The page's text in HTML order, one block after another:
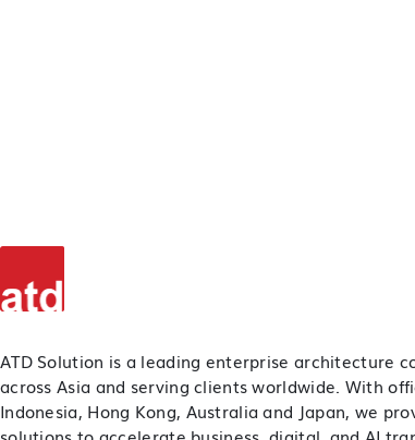
ATD Solution is a leading enterprise architecture
across Asia and serving clients worldwide. With
Indonesia, Hong Kong, Australia and Japan, we